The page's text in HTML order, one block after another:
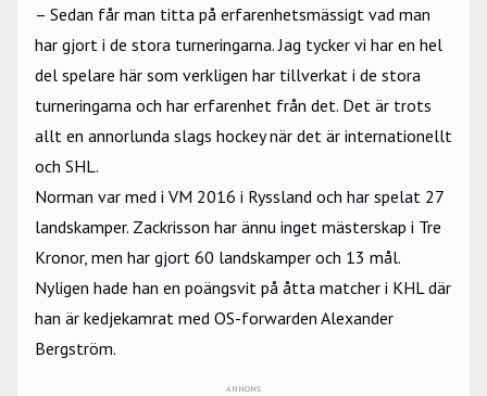
– Sedan får man titta på erfarenhetsmässigt vad man
har gjort i de stora turneringarna. Jag tycker vi har en hel
del spelare här som verkligen har tillverkat i de stora
turneringarna och har erfarenhet från det. Det är trots
allt en annorlunda slags hockey när det är internationellt
och SHL.
Norman var med i VM 2016 i Ryssland och har spelat 27
landskamper. Zackrisson har ännu inget mästerskap i Tre
Kronor, men har gjort 60 landskamper och 13 mål.
Nyligen hade han en poängsvit på åtta matcher i KHL där
han är kedjekamrat med OS-forwarden Alexander
Bergström.
ANNONS